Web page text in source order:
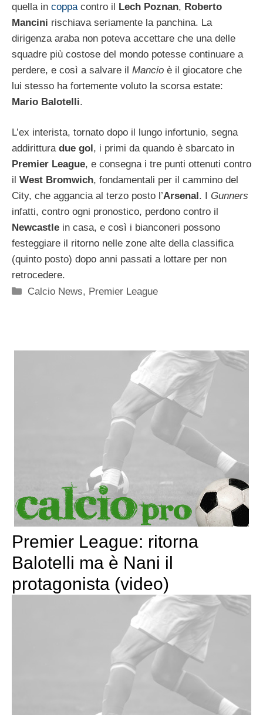
quella in coppa contro il Lech Poznan, Roberto
Mancini rischiava seriamente la panchina. La
dirigenza araba non poteva accettare che una delle
squadre più costose del mondo potesse continuare a
perdere, e così a salvare il Mancio è il giocatore che
lui stesso ha fortemente voluto la scorsa estate:
Mario Balotelli.
L’ex interista, tornato dopo il lungo infortunio, segna
addirittura due gol, i primi da quando è sbarcato in
Premier League, e consegna i tre punti ottenuti contro
il West Bromwich, fondamentali per il cammino del
City, che aggancia al terzo posto l’Arsenal. I Gunners
infatti, contro ogni pronostico, perdono contro il
Newcastle in casa, e così i bianconeri possono
festeggiare il ritorno nelle zone alte della classifica
(quinto posto) dopo anni passati a lottare per non
retrocedere.
Categorie
Calcio News, Premier League
Premier League: ritorna
Balotelli ma è Nani il
protagonista (video)